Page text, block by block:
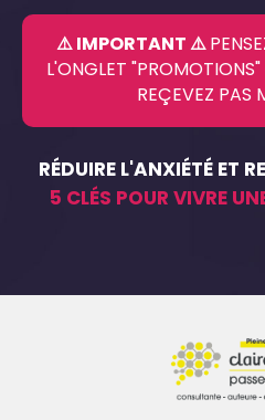
⚠️ IMPORTANT ⚠️
L'ONGLET
REÇEVEZ PAS
RÉDUIRE L'ANXIÉTÉ ET
5 CLÉS POUR VIVRE